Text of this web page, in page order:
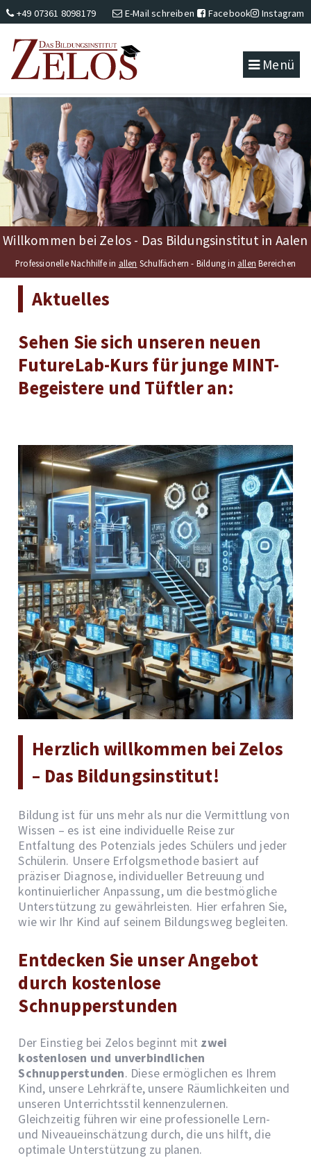
+49 07361 8098179 E-Mail schreiben Facebook Instagram
Menü
Willkommen bei Zelos - Das Bildungsinstitut in Aalen
Professionelle Nachhilfe in allen Schulfächern - Bildung in allen Bereichen
Aktuelles
Sehen Sie sich unseren neuen
FutureLab-Kurs für junge MINT-
Begeistere und Tüftler an:
Herzlich willkommen bei Zelos
– Das Bildungsinstitut!
Bildung ist für uns mehr als nur die Vermittlung von
Wissen – es ist eine individuelle Reise zur
Entfaltung des Potenzials jedes Schülers und jeder
Schülerin. Unsere Erfolgsmethode basiert auf
präziser Diagnose, individueller Betreuung und
kontinuierlicher Anpassung, um die bestmögliche
Unterstützung zu gewährleisten. Hier erfahren Sie,
wie wir Ihr Kind auf seinem Bildungsweg begleiten.
Entdecken Sie unser Angebot
durch kostenlose
Schnupperstunden
Der Einstieg bei Zelos beginnt mit zwei
kostenlosen und unverbindlichen
Schnupperstunden. Diese ermöglichen es Ihrem
Kind, unsere Lehrkräfte, unsere Räumlichkeiten und
unseren Unterrichtsstil kennenzulernen.
Gleichzeitig führen wir eine professionelle Lern-
und Niveaueinschätzung durch, die uns hilft, die
optimale Unterstützung zu planen.